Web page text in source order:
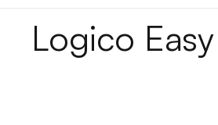
Logico Easy